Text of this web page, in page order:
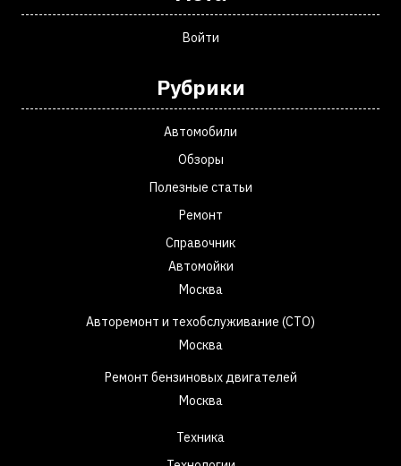
Войти
Рубрики
Автомобили
Обзоры
Полезные статьи
Ремонт
Справочник
Автомойки
Москва
Авторемонт и техобслуживание (СТО)
Москва
Ремонт бензиновых двигателей
Москва
Техника